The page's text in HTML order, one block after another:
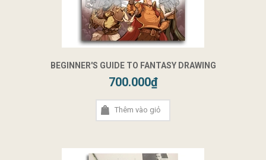
BEGINNER'S GUIDE TO FANTASY DRAWING
700.000₫
Thêm vào giỏ